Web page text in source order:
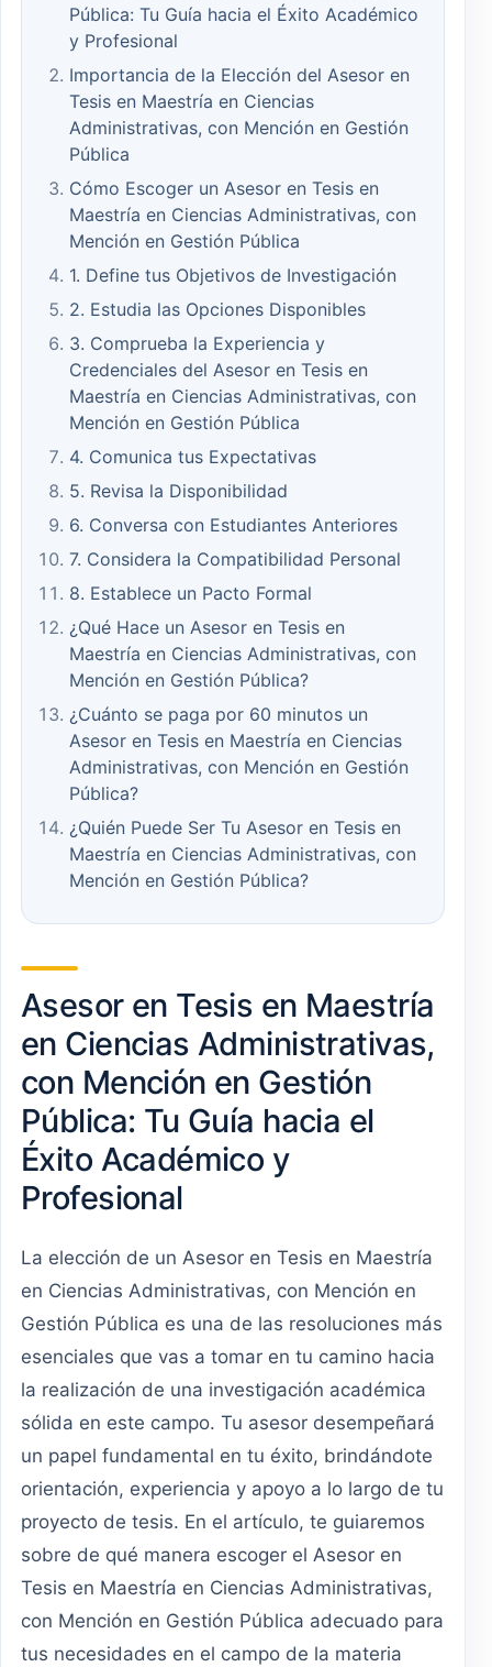
Pública: Tu Guía hacia el Éxito Académico
y Profesional
Importancia de la Elección del Asesor en
Tesis en Maestría en Ciencias
Administrativas, con Mención en Gestión
Pública
Cómo Escoger un Asesor en Tesis en
Maestría en Ciencias Administrativas, con
Mención en Gestión Pública
1. Define tus Objetivos de Investigación
2. Estudia las Opciones Disponibles
3. Comprueba la Experiencia y
Credenciales del Asesor en Tesis en
Maestría en Ciencias Administrativas, con
Mención en Gestión Pública
4. Comunica tus Expectativas
5. Revisa la Disponibilidad
6. Conversa con Estudiantes Anteriores
7. Considera la Compatibilidad Personal
8. Establece un Pacto Formal
¿Qué Hace un Asesor en Tesis en
Maestría en Ciencias Administrativas, con
Mención en Gestión Pública?
¿Cuánto se paga por 60 minutos un
Asesor en Tesis en Maestría en Ciencias
Administrativas, con Mención en Gestión
Pública?
¿Quién Puede Ser Tu Asesor en Tesis en
Maestría en Ciencias Administrativas, con
Mención en Gestión Pública?
Asesor en Tesis en Maestría
en Ciencias Administrativas,
con Mención en Gestión
Pública: Tu Guía hacia el
Éxito Académico y
Profesional
La elección de un Asesor en Tesis en Maestría
en Ciencias Administrativas, con Mención en
Gestión Pública es una de las resoluciones más
esenciales que vas a tomar en tu camino hacia
la realización de una investigación académica
sólida en este campo. Tu asesor desempeñará
un papel fundamental en tu éxito, brindándote
orientación, experiencia y apoyo a lo largo de tu
proyecto de tesis. En el artículo, te guiaremos
sobre de qué manera escoger el Asesor en
Tesis en Maestría en Ciencias Administrativas,
con Mención en Gestión Pública adecuado para
tus necesidades en el campo de la materia